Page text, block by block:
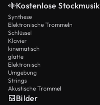
Kostenlose Stockmusik
Synthese
Elektronische Trommeln
Schlüssel
Klavier
kinematisch
glatte
Elektronisch
Umgebung
Strings
Akustische Trommel
Bilder